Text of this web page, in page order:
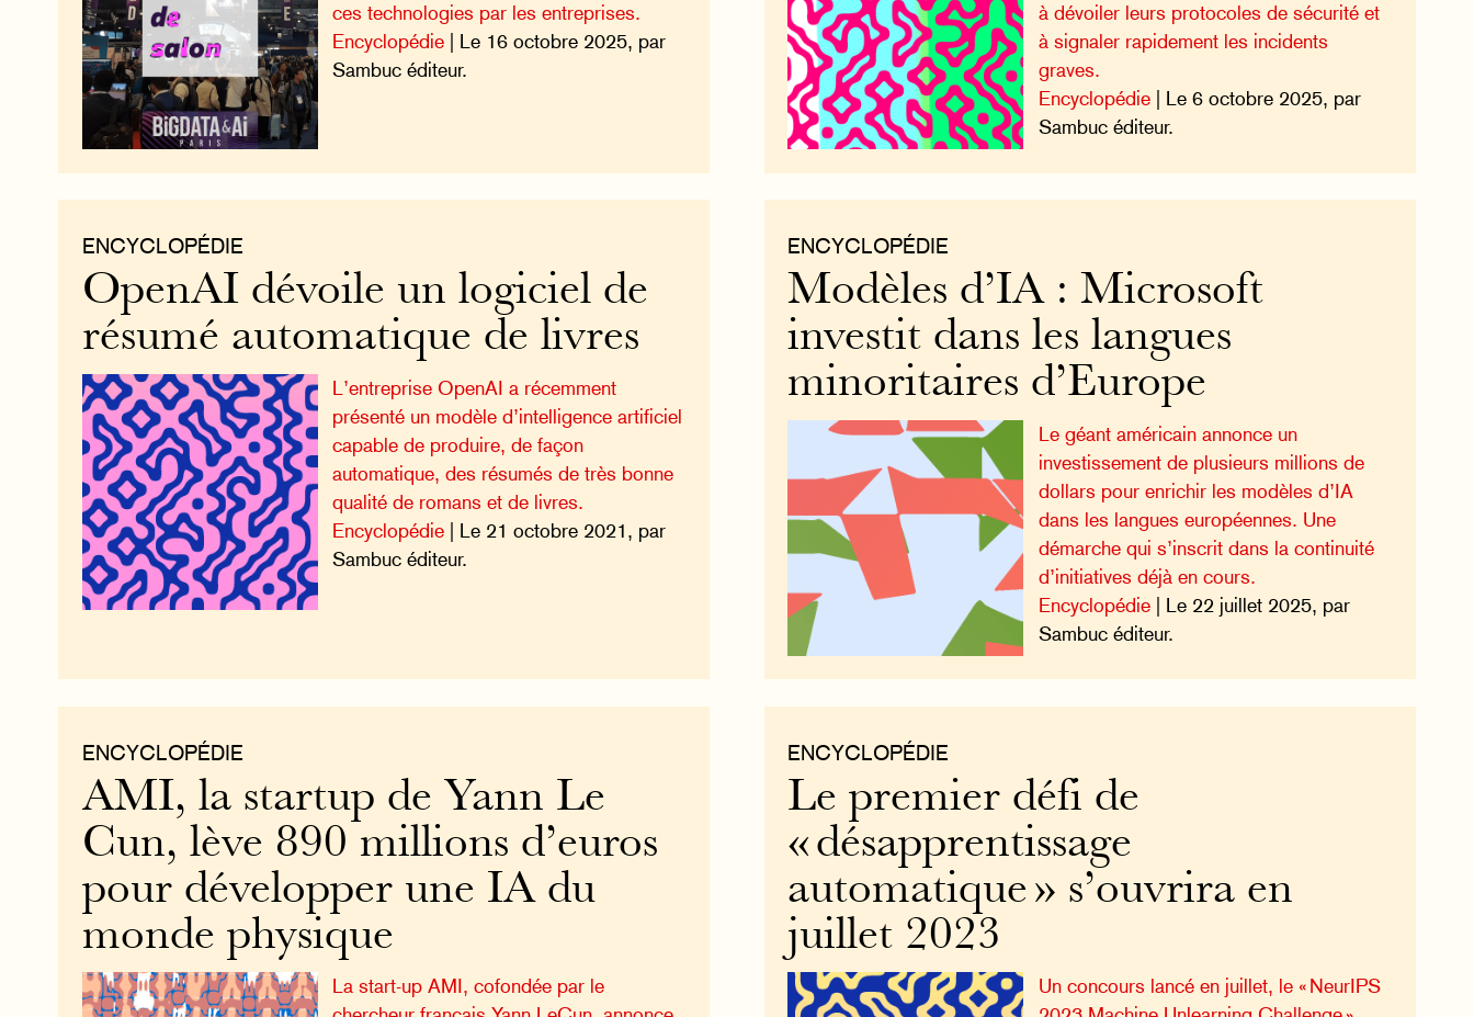
à dévoiler leurs protocoles de sécurité et
à signaler rapidement les incidents
graves.
Encyclopédie| Le 6 octobre 2025, par
Sambuc éditeur.
ces technologies par les entreprises.
Encyclopédie | Le 16 octobre 2025, par
Sambuc éditeur.
ENCYCLOPÉDIE
Modèles d’IA : Microsoft
investit dans les langues
minoritaires d’Europe
Le géant américain annonce un
investissement de plusieurs millions de
dollars pour enrichir les modèles d’IA
dans les langues européennes. Une
démarche qui s’inscrit dans la continuité
d’initiatives déjà en cours.
Encyclopédie| Le 22 juillet 2025, par
Sambuc éditeur.
ENCYCLOPÉDIE
OpenAI dévoile un logiciel de
résumé automatique de livres
L’entreprise OpenAI a récemment
présenté un modèle d’intelligence artificiel
capable de produire, de façon
automatique, des résumés de très bonne
qualité de romans et de livres.
Encyclopédie | Le 21 octobre 2021, par
Sambuc éditeur.
ENCYCLOPÉDIE
Le premier défi de
« désapprentissage
automatique » s’ouvrira en
juillet 2023
Un concours lancé en juillet, le « NeurIPS
ENCYCLOPÉDIE
AMI, la startup de Yann Le
Cun, lève 890 millions d’euros
pour développer une IA du
monde physique
La start-up AMI, cofondée par le